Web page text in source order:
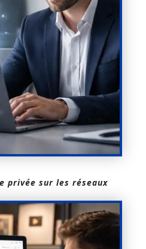
privée sur les réseaux